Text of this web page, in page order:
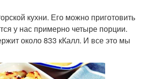
кухни. Его можно приготовить
у нас примерно четыре порции.
около 833 кКалл. И все это мы